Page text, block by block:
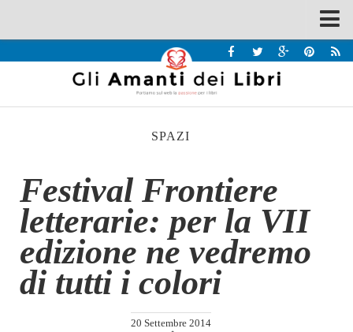
Recensioni
Interviste & Incontri
Chi siamo
Contatti
Eventi
Home
SPAZI
Festival Frontiere
letterarie: per la VII
edizione ne vedremo
di tutti i colori
20 Settembre 2014